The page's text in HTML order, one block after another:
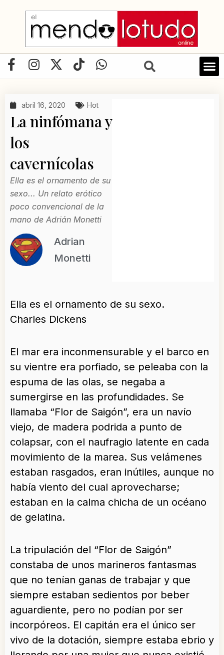
contenido
F
a
e
b
o
o
k
-
f
I
n
t
g
m
X
-
w
i
t
r
T
i
t
o
k
W
h
a
abril 16, 2020 Hot
La ninfómana y
los
cavernícolas
Ella es el ornamento de su
sexo... Un relato erótico
poco convencional de la
mano de Adrián Monetti
Adrian
Monetti
Ella es el ornamento de su sexo.
Charles Dickens
El mar era inconmensurable y el barco en
su vientre era porfiado, se peleaba con la
espuma de las olas, se negaba a
sumergirse en las profundidades. Se
llamaba “Flor de Saigón”, era un navío
viejo, de madera podrida a punto de
colapsar, con el naufragio latente en cada
movimiento de la marea. Sus velámenes
estaban rasgados, eran inútiles, aunque no
había viento del cual aprovecharse;
estaban en la calma chicha de un océano
de gelatina.
La tripulación del “Flor de Saigón”
constaba de unos marineros fantasmas
que no tenían ganas de trabajar y que
siempre estaban sedientos por beber
aguardiente, pero no podían por ser
incorpóreos. El capitán era el único ser
vivo de la dotación, siempre estaba ebrio y